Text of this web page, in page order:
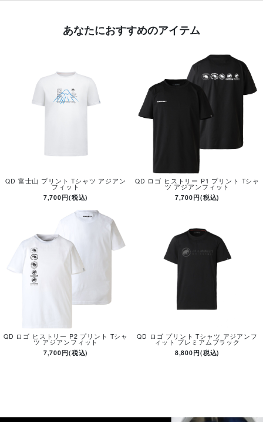
あなたにおすすめのアイテム
QD 富士山 プリント Tシャツ アジアン
フィット
7,700円(税込)
QD ロゴ ヒストリー P1 プリント Tシャ
ツ アジアンフィット
7,700円(税込)
QD ロゴ ヒストリー P2 プリント Tシャ
ツ アジアンフィット
7,700円(税込)
QD ロゴ プリント Tシャツ アジアンフ
ィット プレミアムブラック
8,800円(税込)